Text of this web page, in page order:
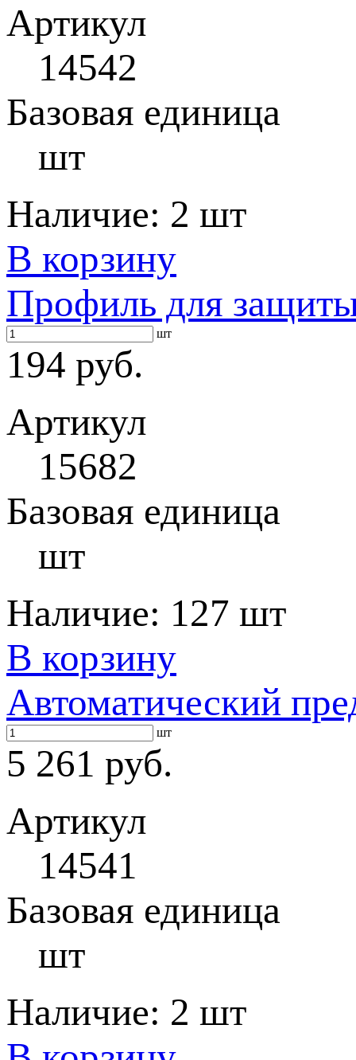
Артикул
14542
Базовая единица
шт
Наличие: 2 шт
В корзину
Профиль для
шт
194 руб.
Артикул
15682
Базовая единица
шт
Наличие: 127 шт
В корзину
Автоматический
шт
5 261 руб.
Артикул
14541
Базовая единица
шт
Наличие: 2 шт